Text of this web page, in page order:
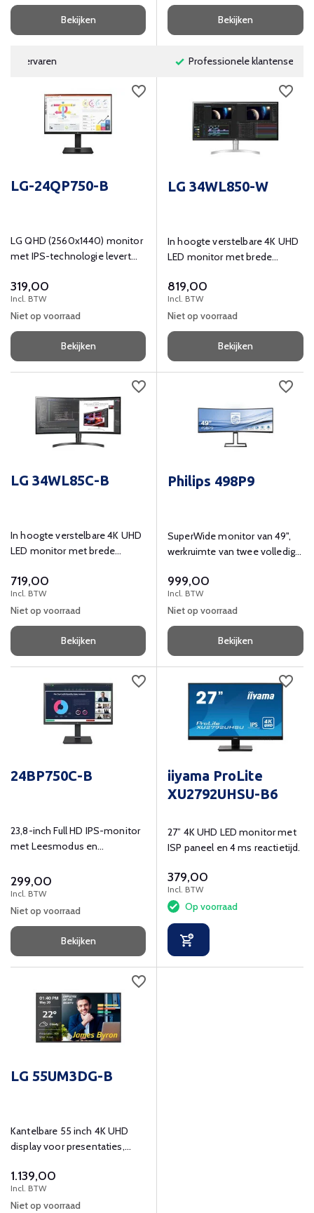
omdat er verschillende
programma's naast elkaar op
kunnen worden weergegeven.
Bekijken Bekijken
Professionele klantenservice
LG-24QP750-B
LG QHD (2560x1440) monitor
met IPS-technologie levert
ware kleur, met een 77%
scherpere resolutie dan Full
HD (1920X1080).
319,00
Incl. BTW
Niet op voorraad
Bekijken
LG 34WL850-W
In hoogte verstelbare 4K UHD
LED monitor met brede
luidprekers, USB-hub en VESA-
montage.
819,00
Incl. BTW
Niet op voorraad
Bekijken
LG 34WL85C-B
In hoogte verstelbare 4K UHD
LED monitor met brede
luidprekers, USB-hub en
VESA-montage.
719,00
Incl. BTW
Niet op voorraad
Bekijken
Philips 498P9
SuperWide monitor van 49",
werkruimte van twee volledige
999,00
Incl. BTW
Niet op voorraad
Bekijken
24BP750C-B
23,8-inch Full HD IPS-monitor
met Leesmodus en
en microfoon
299,00
Incl. BTW
Niet op voorraad
Bekijken
iiyama ProLite
XU2792UHSU-B6
27” 4K UHD LED monitor met
ISP paneel en 4 ms reactietijd.
379,00
Incl. BTW
Op voorraad
LG 55UM3DG-B
Kantelbare 55 inch 4K UHD
display voor presentaties,
videoconferencing.
1.139,00
Incl. BTW
Niet op voorraad